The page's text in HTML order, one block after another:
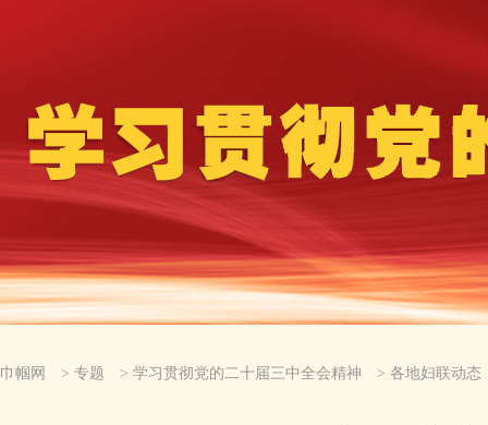
巾帼网 > 专题 > 学习贯彻党的二十届三中全会精神 > 各地妇联动态